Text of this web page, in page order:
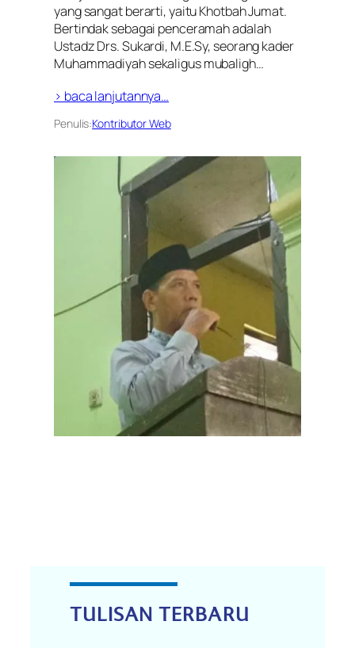
yang sangat berarti, yaitu Khotbah Jumat.
Bertindak sebagai penceramah adalah
Ustadz Drs. Sukardi, M.E.Sy, seorang kader
Muhammadiyah sekaligus mubaligh…
> baca lanjutannya…
Penulis:Kontributor Web
TULISAN TERBARU